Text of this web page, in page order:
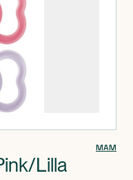
MAM
Lilla